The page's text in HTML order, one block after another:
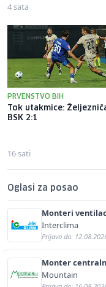
4 sata
PRVENSTVO BIH
Tok utakmice:
BSK 2:1
16 sati
Oglasi za posao
Monteri
Interclima
Prijava do:
Monter
Mountain